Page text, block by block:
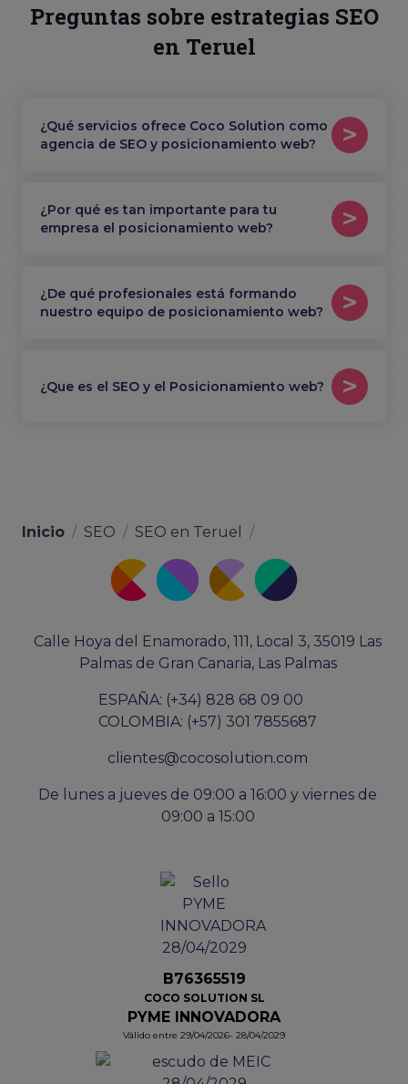
Preguntas sobre estrategias SEO
en Teruel
¿Qué servicios ofrece Coco Solution como
agencia de SEO y posicionamiento web?
¿Por qué es tan importante para tu
empresa el posicionamiento web?
¿De qué profesionales está formando
nuestro equipo de posicionamiento web?
¿Que es el SEO y el Posicionamiento web?
Inicio / SEO / SEO en Teruel /
Calle Hoya del Enamorado, 111, Local 3, 35019 Las
Palmas de Gran Canaria, Las Palmas
ESPAÑA: (+34) 828 68 09 00
COLOMBIA: (+57) 301 7855687
clientes@cocosolution.com
De lunes a jueves de 09:00 a 16:00 y viernes de
09:00 a 15:00
B76365519
COCO SOLUTION SL
PYME INNOVADORA
Válido entre 29/04/2026- 28/04/2029